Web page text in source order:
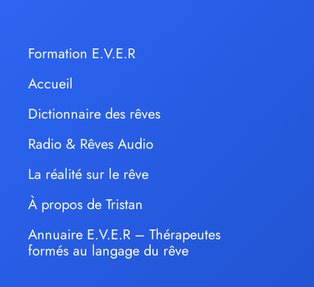
Formation E.V.E.R
Accueil
Dictionnaire des rêves
Radio & Rêves Audio
La réalité sur le rêve
À propos de Tristan
Annuaire E.V.E.R – Thérapeutes
formés au langage du rêve